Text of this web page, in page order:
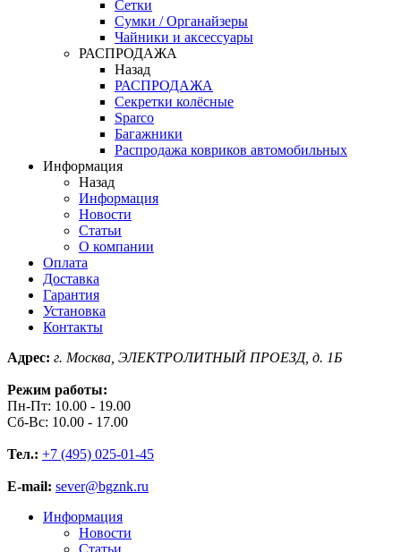
Сетки
Сумки / Органайзеры
Чайники и аксессуары
РАСПРОДАЖА
Назад
РАСПРОДАЖА
Секретки колёсные
Sparco
Багажники
Распродажа ковриков автомобильных
Информация
Назад
Информация
Новости
Статьи
О компании
Оплата
Доставка
Гарантия
Установка
Контакты
Адрес: г. Москва, ЭЛЕКТРОЛИТНЫЙ ПРОЕЗД, д. 1Б
Режим работы:
Пн-Пт: 10.00 - 19.00
Сб-Вс: 10.00 - 17.00
Тел.: +7 (495) 025-01-45
E-mail: sever@bgznk.ru
Информация
Новости
Статьи